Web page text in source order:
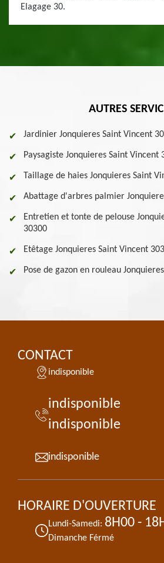
Elagage 30.
AUTRES
Jardinier Jonquieres Saint Vincent
Paysagiste Jonquieres Saint Vincent
Taillage de haies Jonquieres Saint
Abattage d'arbres palmier
Entretien et tonte de pelouse
30300
Etêtage Jonquieres Saint Vincent
Pose de gazon en rouleau
CONTACT
indisponible
indisponible
indisponible
indisponible
HORAIRE D'OUVERTURE
Lundi-Samedi: 8H00 -
Dimanche Férmé